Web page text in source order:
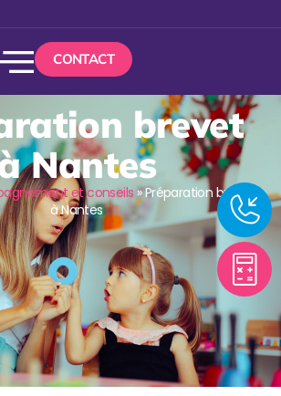
CONTACT
brevet
Nantes
et conseils »Préparation brevet
à Nantes